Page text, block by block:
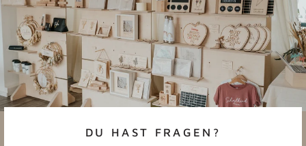
DU HAST FRAGEN?